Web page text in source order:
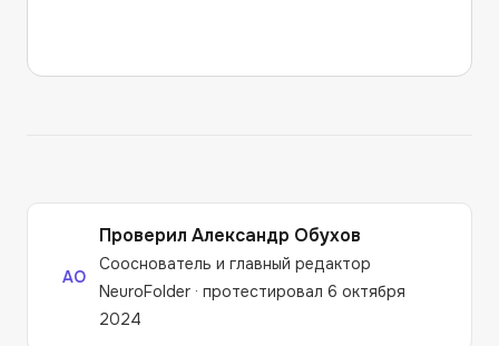
АО
Проверил Александр Обухов
Сооснователь и главный редактор
NeuroFolder · протестировал 6 октября
2024